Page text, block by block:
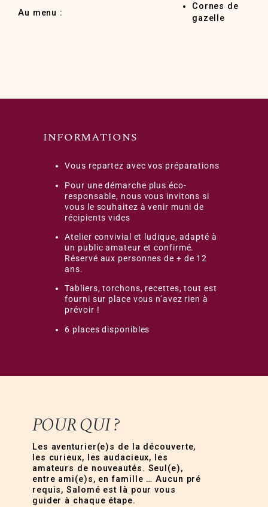
Au menu :
Cornes de
gazelle
INFORMATIONS
Vous repartez avec vos préparations
Pour une démarche plus éco-
responsable, nous vous invitons si
vous le souhaitez à venir muni de
récipients vides
Atelier convivial et ludique, adapté à
un public amateur et confirmé.
Réservé aux personnes de + de 12
ans.
Tabliers, torchons, recettes, tout est
fourni sur place vous n’avez rien à
prévoir !
6 places disponibles
POUR QUI ?
Les aventurier(e)s de la découverte,
les curieux, les audacieux, les
amateurs de nouveautés. Seul(e),
entre ami(e)s, en famille … Aucun pré
requis, Salomé est là pour vous
guider à chaque étape.